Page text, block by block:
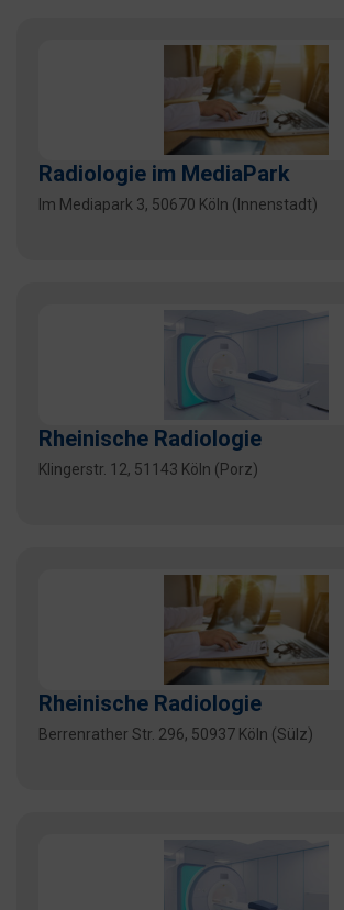
Radiologie im MediaPark
Im Mediapark 3, 50670 Köln (Innenstadt)
Rheinische Radiologie
Klingerstr. 12, 51143 Köln (Porz)
Rheinische Radiologie
Berrenrather Str. 296, 50937 Köln (Sülz)